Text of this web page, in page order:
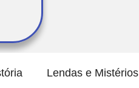
Lendas e Mistérios